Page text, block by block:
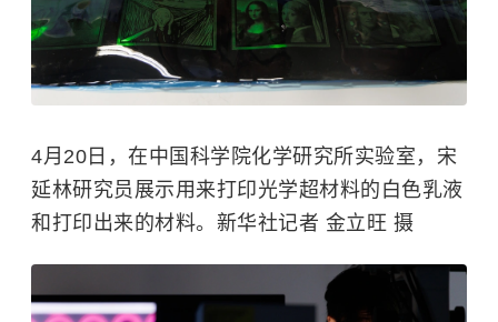
4月20日，在中国科学院化学研究所实验室，宋
延林研究员展示用来打印光学超材料的白色乳液
和打印出来的材料。新华社记者 金立旺 摄